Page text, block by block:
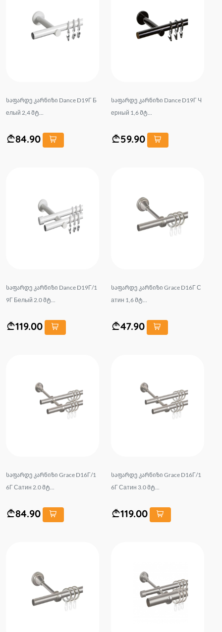
საფარდე კარნიზი Dance D19Г Б
елый 2,4 მტ...
84.90
საფარდე კარნიზი Dance D19Г Ч
ерный 1,6 მტ...
59.90
საფარდე კარნიზი Dance D19Г/1
9Г Белый 2.0 მტ...
119.00
საფარდე კარნიზი Grace D16Г С
атин 1,6 მტ...
47.90
საფარდე კარნიზი Grace D16Г/1
6Г Сатин 2.0 მტ...
84.90
საფარდე კარნიზი Grace D16Г/1
6Г Сатин 3.0 მტ...
119.00